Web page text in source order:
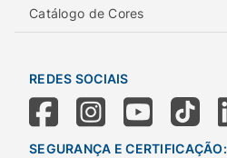
Catálogo de Cores
REDES SOCIAIS
SEGURANÇA E CERTIFICAÇÃO: